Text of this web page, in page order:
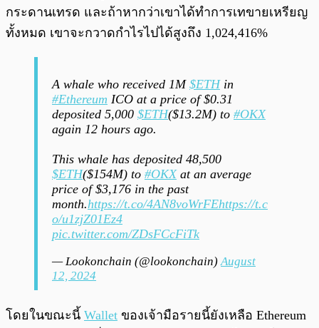
กระดานเทรด และถ้าหากว่าเขาได้ทำการเทขายเหรียญ
ทั้งหมด เขาจะกวาดกำไรไปได้สูงถึง 1,024,416%
A whale who received 1M $ETHin
#Ethereum ICO at a price of $0.31
deposited 5,000 $ETH($13.2M) to #OKX
again 12 hours ago.
This whale has deposited 48,500
$ETH($154M) to #OKXat an average
price of $3,176 in the past
month.https://t.co/4AN8voWrFEhttps://t.c
o/u1zjZ01Ez4
pic.twitter.com/ZDsFCcFiTk
— Lookonchain (@lookonchain)August
12, 2024
โดยในขณะนี้ Wallet ของเจ้ามือรายนี้ยังเหลือ Ethereum